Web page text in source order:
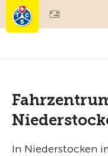
Produkte & Angebote
In Niederstocken